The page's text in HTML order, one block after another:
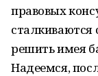
правовых
решить имея
Надеемся,